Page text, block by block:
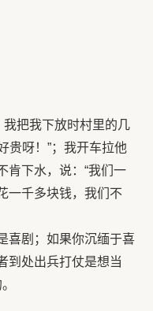
把我下放时村里的几
贵呀！”；我开车拉他
肯下水，说：“我们一
一千多块钱，我们不
喜剧；如果你沉缅于喜
到处出兵打仗是想当